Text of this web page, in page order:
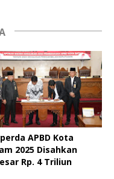
APBD Kota
2025 Disahkan
Rp. 4 Triliun